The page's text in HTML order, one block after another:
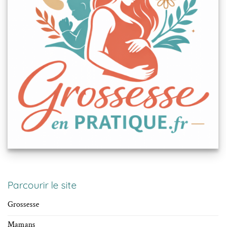
Parcourir le site
Grossesse
Mamans